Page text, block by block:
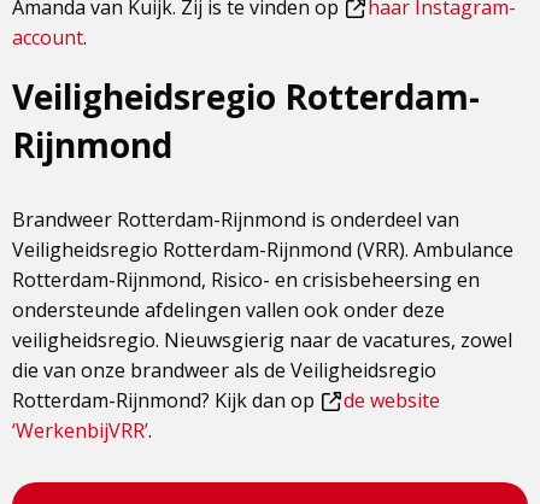
Amanda van Kuijk. Zij is te vinden op
Dit
een
externe
pagina
haar Instagram-
account.
Veiligheidsregio Rotterdam-
Rijnmond
Brandweer Rotterdam-Rijnmond is onderdeel van
Veiligheidsregio Rotterdam-Rijnmond (VRR). Ambulance
Rotterdam-Rijnmond, Risico- en crisisbeheersing en
ondersteunde afdelingen vallen ook onder deze
veiligheidsregio. Nieuwsgierig naar de vacatures, zowel
die van onze brandweer als de Veiligheidsregio
Rotterdam-Rijnmond? Kijk dan op
Dit
een
de website
‘WerkenbijVRR’.